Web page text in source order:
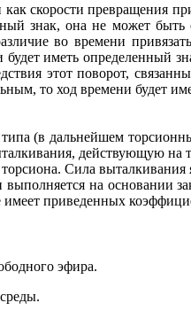
скорости превращения
знак, она не может быть
во времени
иметь определенный
этот поворот,
то ход времени будет
(в дальнейшем
действующую на
Сила выталкивания
на основании
имеет приведенных
эфира.